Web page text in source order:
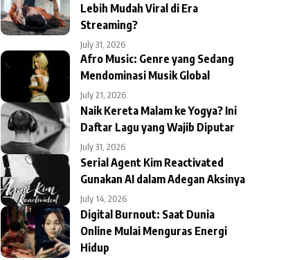
Lebih Mudah Viral di Era
Streaming?
July 31, 2026
Afro Music: Genre yang Sedang
Mendominasi Musik Global
July 21, 2026
Naik Kereta Malam ke Yogya? Ini
Daftar Lagu yang Wajib Diputar
July 31, 2026
Serial Agent Kim Reactivated
Gunakan AI dalam Adegan Aksinya
July 14, 2026
Digital Burnout: Saat Dunia
Online Mulai Menguras Energi
Hidup